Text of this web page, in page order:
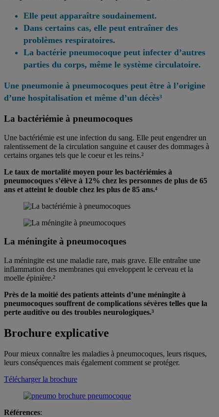
Elle peut apparaître soudainement.
Dans certains cas, elle peut entraîner des
problèmes respiratoires.
La bactérie pneumocoque peut infecter d’autres
parties du corps, même le système circulatoire.
Une pneumonie à pneumocoques peut être à l’origine
d’une hospitalisation et même d’un décès³
La bactériémie à pneumocoques
Une bactériémie est une infection du sang. Elle peut engendrer un
ralentissement de la circulation sanguine et causer des dommages à
certains organes tels que le coeur et les reins.²
Le taux de mortalité moyen pour les bactériémies à
pneumocoques s’élève à 12% chez les personnes de plus de 65
ans et atteint le double chez les plus de 85 ans.⁴
La méningite à pneumocoques
La méningite est une maladie rare, mais grave. Elle entraîne une
inflammation des membranes qui enveloppent le cerveau et la
moelle épinière.²
Près de la moitié des patients atteints d’une méningite à
pneumocoques souffrent de complications sévères telles que la
perte auditive ou des troubles neurologiques.³
Brochure explicative
Pour mieux connaître les maladies à pneumocoques, leurs risques,
leurs conséquences mais également comment se protéger.
Télécharger la brochure
Références: